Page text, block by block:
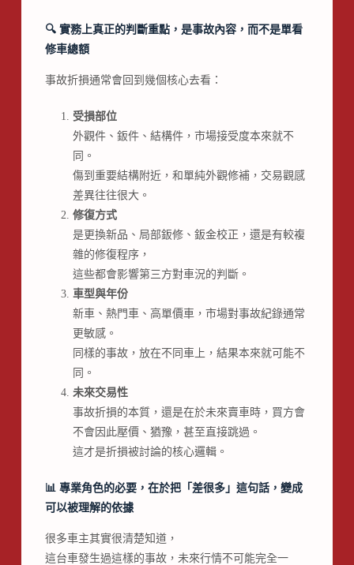
🔍 實務上真正的判斷重點，是事故內容，而不是單看
修車總額
事故折損通常會回到幾個核心去看：
受損部位
外觀件、鈑件、結構件，市場接受度本來就不
同。
傷到重要結構附近，和單純外觀修補，交易觀感
差異往往很大。
修復方式
是更換新品、局部鈑修、鈑金校正，還是有較複
雜的修復程序，
這些都會影響第三方對車況的判斷。
車型與年份
新車、熱門車、高單價車，市場對事故紀錄通常
更敏感。
同樣的事故，放在不同車上，結果本來就可能不
同。
未來交易性
事故折損的本質，還是在於未來賣車時，買方會
不會因此壓價、猶豫，甚至直接跳過。
這才是折損被討論的核心邏輯。
📊 專業角色的必要，在於把「差很多」這句話，變成
可以被理解的依據
很多車主其實很清楚知道，
這台車發生過這樣的事故，未來行情不可能完全一